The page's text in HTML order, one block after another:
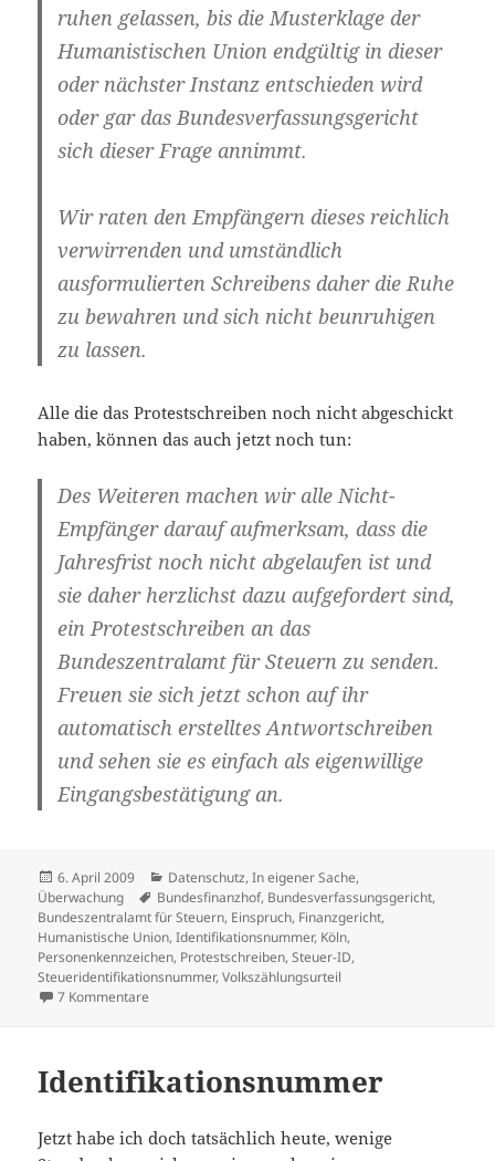
ruhen gelassen, bis die Musterklage der
Humanistischen Union endgültig in dieser
oder nächster Instanz entschieden wird
oder gar das Bundesverfassungsgericht
sich dieser Frage annimmt.
Wir raten den Empfängern dieses reichlich
verwirrenden und umständlich
ausformulierten Schreibens daher die Ruhe
zu bewahren und sich nicht beunruhigen
zu lassen.
Alle die das Protestschreiben noch nicht abgeschickt
haben, können das auch jetzt noch tun:
Des Weiteren machen wir alle Nicht-
Empfänger darauf aufmerksam, dass die
Jahresfrist noch nicht abgelaufen ist und
sie daher herzlichst dazu aufgefordert sind,
ein Protestschreiben an das
Bundeszentralamt für Steuern zu senden.
Freuen sie sich jetzt schon auf ihr
automatisch erstelltes Antwortschreiben
und sehen sie es einfach als eigenwillige
Eingangsbestätigung an.
Veröffentlicht
am
6. April 2009 Kategorien
Datenschutz,In eigener Sache,
Überwachung
Schlagwörter
Bundesfinanzhof, Bundesverfassungsgericht,
Bundeszentralamt für Steuern, Einspruch, Finanzgericht,
Humanistische Union,Identifikationsnummer, Köln,
Personenkennzeichen, Protestschreiben,Steuer-ID,
Steueridentifikationsnummer,Volkszählungsurteil
7 Kommentare
Identifikationsnummer
Jetzt habe ich doch tatsächlich heute, wenige